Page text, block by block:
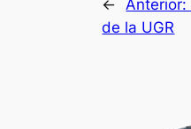
← Anterior:
de la UGR